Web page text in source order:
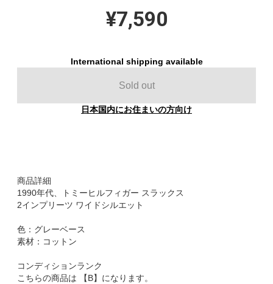
¥7,590
International shipping available
Sold out
日本国内にお住まいの方向け
商品詳細
1990年代、トミーヒルフィガー スラックス
2インプリーツ ワイドシルエット
色：グレーベース
素材：コットン
コンディションランク
こちらの商品は 【B】になります。